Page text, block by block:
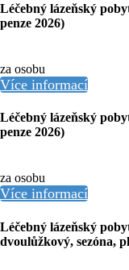
Léčebný lázeňský
penze 2026)
za osobu
Více informací
Léčebný lázeňský
penze 2026)
za osobu
Více informací
Léčebný lázeňský
dvoulůžkový, sezóna,